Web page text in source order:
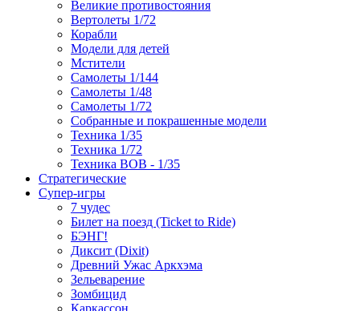
Великие противостояния
Вертолеты 1/72
Корабли
Модели для детей
Мстители
Самолеты 1/144
Самолеты 1/48
Самолеты 1/72
Собранные и покрашенные модели
Техника 1/35
Техника 1/72
Техника ВОВ - 1/35
Стратегические
Супер-игры
7 чудес
Билет на поезд (Ticket to Ride)
БЭНГ!
Диксит (Dixit)
Древний Ужас Аркхэма
Зельеварение
Зомбицид